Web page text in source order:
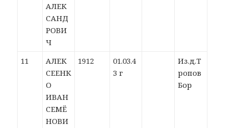
АЛЕК
САНД
РОВИ
Ч
11
АЛЕК
СЕЕНК
О
ИВАН
СЕМЁ
НОВИ
1912
01.03.4
3 г
Из.д.Т
ропов
Бор